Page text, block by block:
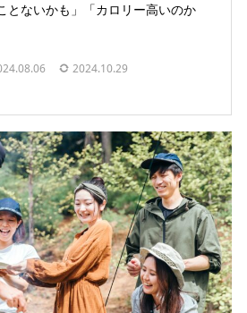
とないかも」「カロリー高いのか
2024.10.29